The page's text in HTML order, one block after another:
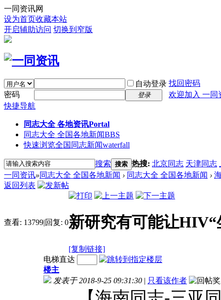
一同资讯网
设为首页收藏本站
开启辅助访问 切换到窄版
自动登录 找回密码
密码
登录
欢迎加入 一同
快捷导航
同志大全 各地资讯Portal
同志大全 全国各地新闻BBS
快速浏览全国同志新闻waterfall
搜索 搜索 热搜: 北京同志 天津同志
一同资讯»同志大全 全国各地新闻 › 同志大全 全国各地新闻 ›
返回列表
查看: 13799|回复: 0新研究有可能让HIV“
[复制链接]
电梯直达
楼主
发表于 2018-9-25 09:31:30 | 只看该作者